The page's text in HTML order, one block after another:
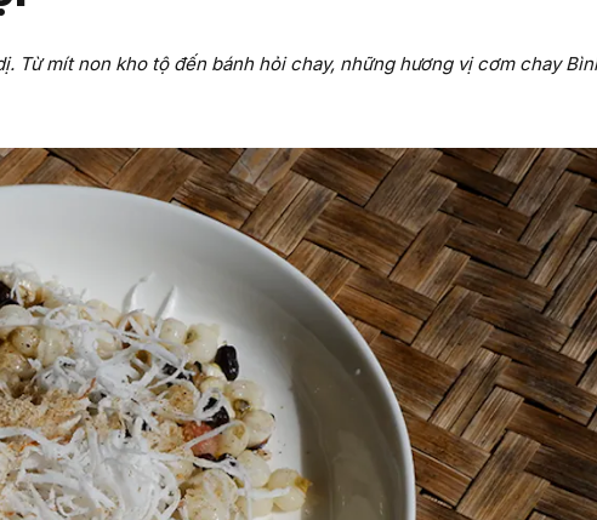
Từ mít non kho tộ đến bánh hỏi chay, những hương vị cơm chay